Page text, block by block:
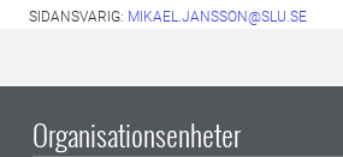
SIDANSVARIG: MIKAEL.JANSSON@SLU.SE
Organisationsenheter